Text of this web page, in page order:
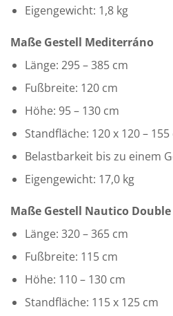
Eigengewicht: 1,8 kg
Maße Gestell Mediterráno
Länge: 295 – 385 cm
Fußbreite: 120 cm
Höhe: 95 – 130 cm
Standfläche: 120 x 120 – 155
Belastbarkeit bis zu einem
Eigengewicht: 17,0 kg
Maße Gestell Nautico Double
Länge: 320 – 365 cm
Fußbreite: 115 cm
Höhe: 110 – 130 cm
Standfläche: 115 x 125 cm